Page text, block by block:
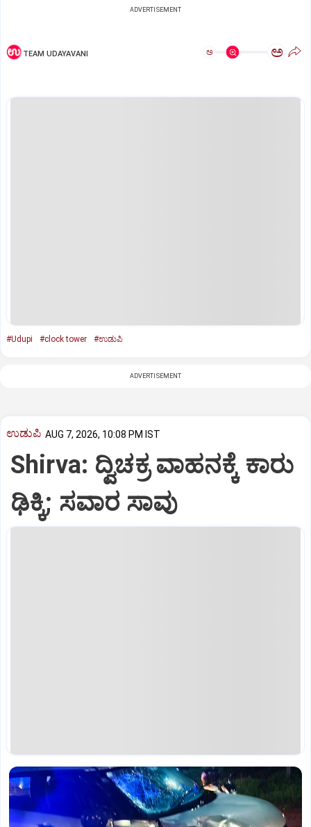
ADVERTISEMENT
TEAM UDAYAVANI ಅ ಅ
#Udupi #clock tower #ಉಡುಪಿ
ADVERTISEMENT
ಉಡುಪಿ AUG 7, 2026, 10:08 PM IST
Shirva: ದ್ವಿಚಕ್ರ ವಾಹನಕ್ಕೆ ಕಾರು
ಢಿಕ್ಕಿ; ಸವಾರ ಸಾವು